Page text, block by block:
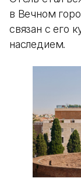
в Вечном
связан с его
наследием.